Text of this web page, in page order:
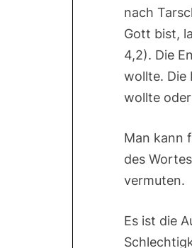
nach
Gott bist,
4,2). Die
wollte. Die
wollte
Man kann
des
vermuten.
Es ist die